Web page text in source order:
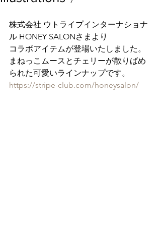
株式会社 ウトライプインターナショナ
ル HONEY SALONさまより
コラボアイテムが登場いたしました。
まねっこムースとチェリーが散りばめ
られた可愛いラインナップです。
https://stripe-club.com/honeysalon/